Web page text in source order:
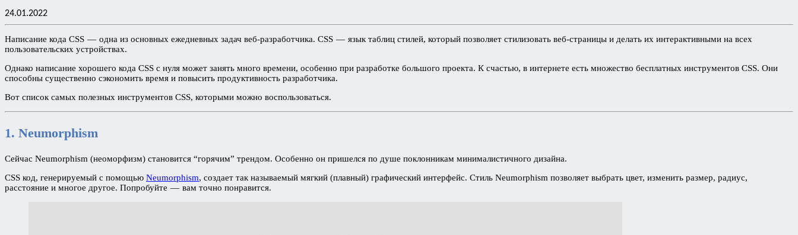
24.01.2022
Написание кода CSS — одна из основных ежедневных задач веб-разработчика. CSS — язык таблиц стилей, который позволяет стилизовать веб-страницы и делать их интерактивными на всех
пользовательских устройствах.
Однако написание хорошего кода CSS с нуля может занять много времени, особенно при разработке большого проекта. К счастью, в интернете есть множество бесплатных инструментов CSS. Они
способны существенно сэкономить время и повысить продуктивность разработчика.
Вот список самых полезных инструментов CSS, которыми можно воспользоваться.
1. Neumorphism
Сейчас Neumorphism (неоморфизм) становится “горячим” трендом. Особенно он пришелся по душе поклонникам минималистичного дизайна.
CSS код, генерируемый с помощью Neumorphism, создает так называемый мягкий (плавный) графический интерфейс. Стиль Neumorphism позволяет выбрать цвет, изменить размер, радиус,
расстояние и многое другое. Попробуйте — вам точно понравится.